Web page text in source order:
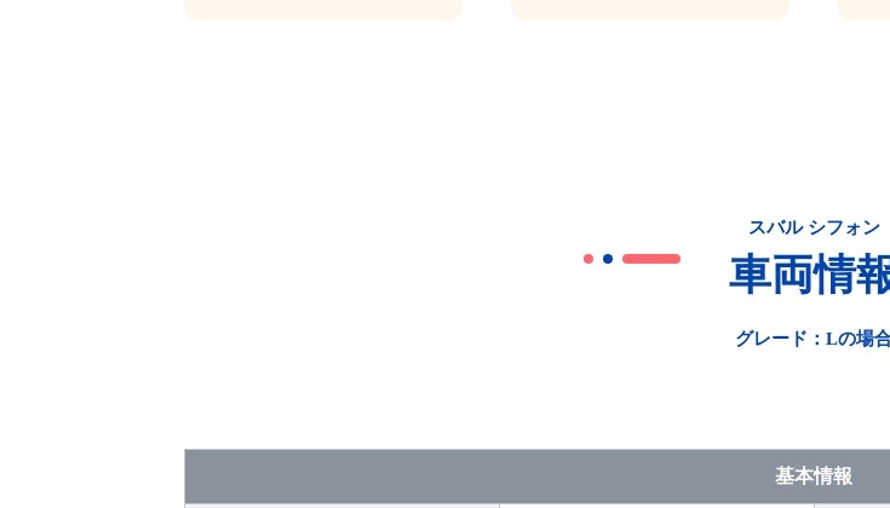
スバル シフォン
車両情
グレード：Lの場
基本情報